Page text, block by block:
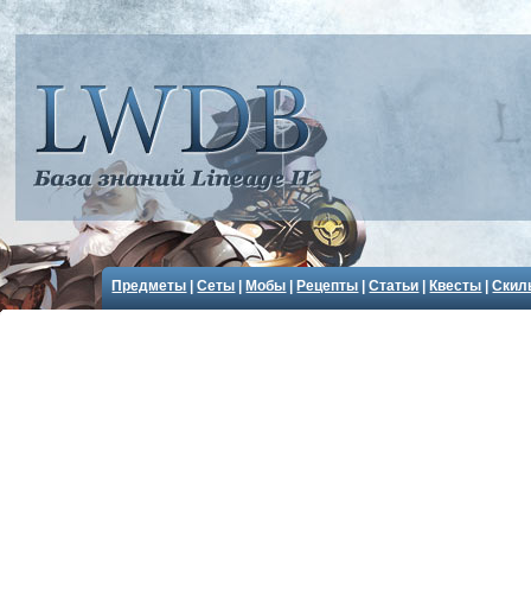
Предметы |Сеты Мобы Рецепты |Статьи Квесты |